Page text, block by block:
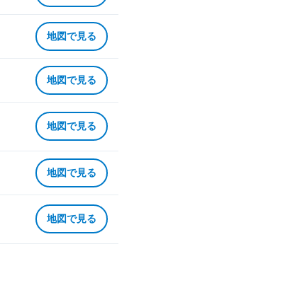
地図で見る
地図で見る
地図で見る
地図で見る
地図で見る